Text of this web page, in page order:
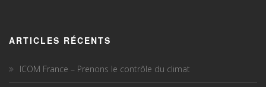
ARTICLES RÉCENTS
ICOM France – Prenons le contrôle du climat